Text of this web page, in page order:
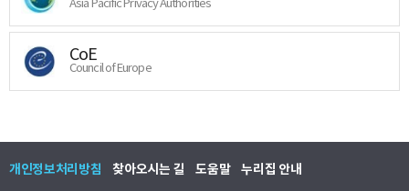
Asia Pacific Privacy Authorities
CoE
Council of Europe
개인정보처리방침 찾아오시는 길 도움말 누리집 안내